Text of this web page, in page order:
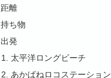
距離
持ち物
出発
太平洋ロングビーチ
あかばねロコステーション